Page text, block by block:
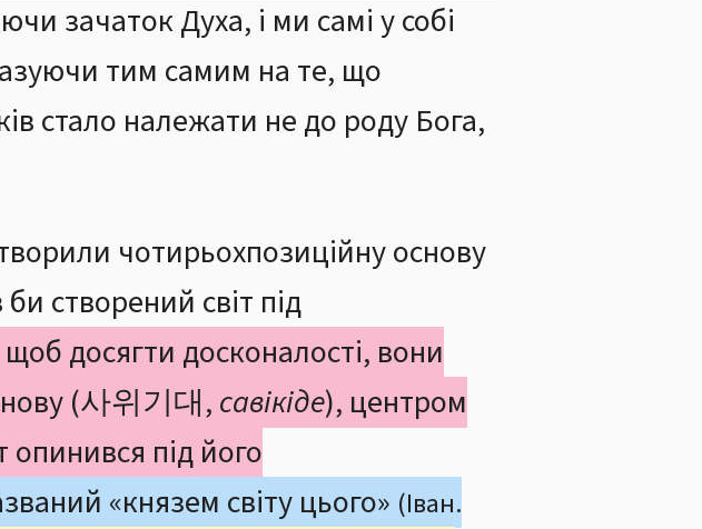
зачаток Духа, і ми самі у собі
тим самим на те, що
стало належати не до роду Бога,
чотирьохпозиційну основу
створений світ під
щоб досягти досконалості, вони
(사위기대, савікіде), центром
опинився під його
«князем світу цього» (Іван.